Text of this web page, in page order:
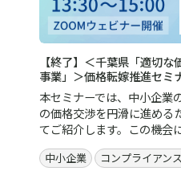
【終了】＜千葉県「適切
事業」＞価格転嫁推進セミ
本セミナーでは、中小企業
の価格交渉を円滑に進める
てご紹介します。この機会
中小企業 コンプライアン